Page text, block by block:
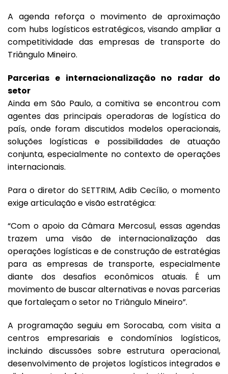
A agenda reforça o movimento de aproximação
com hubs logísticos estratégicos, visando ampliar a
competitividade das empresas de transporte do
Triângulo Mineiro.
Parcerias e internacionalização no radar do
setor
Ainda em São Paulo, a comitiva se encontrou com
agentes das principais operadoras de logística do
país, onde foram discutidos modelos operacionais,
soluções logísticas e possibilidades de atuação
conjunta, especialmente no contexto de operações
internacionais.
Para o diretor do SETTRIM, Adib Cecílio, o momento
exige articulação e visão estratégica:
“Com o apoio da Câmara Mercosul, essas agendas
trazem uma visão de internacionalização das
operações logísticas e de construção de estratégias
para as empresas de transporte, especialmente
diante dos desafios econômicos atuais. É um
movimento de buscar alternativas e novas parcerias
que fortaleçam o setor no Triângulo Mineiro”.
A programação seguiu em Sorocaba, com visita a
centros empresariais e condomínios logísticos,
incluindo discussões sobre estrutura operacional,
desenvolvimento de projetos logísticos integrados e